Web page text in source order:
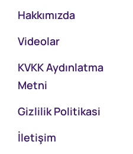
Hakkımızda
Videolar
KVKK Aydınlatma
Metni
Gizlilik Politikasi
İletişim